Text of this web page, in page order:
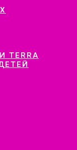
TERRA